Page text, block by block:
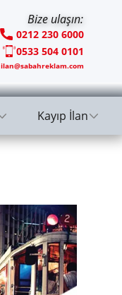
Bize ulaşın:
0212 230 6000
0533 504 0101
ilan@sabahreklam.com
Kayıp İlan